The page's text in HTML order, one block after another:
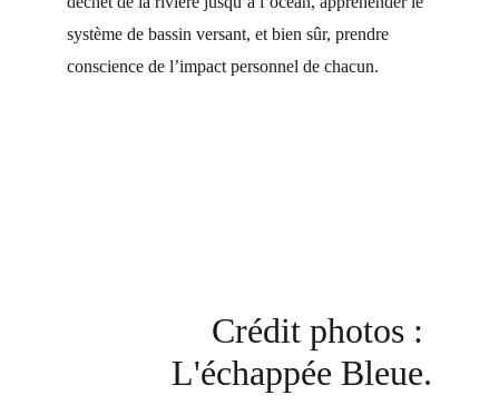
système de bassin versant, et bien sûr, prendre
conscience de l’impact personnel de chacun.
Crédit photos :
L'échappée Bleue.